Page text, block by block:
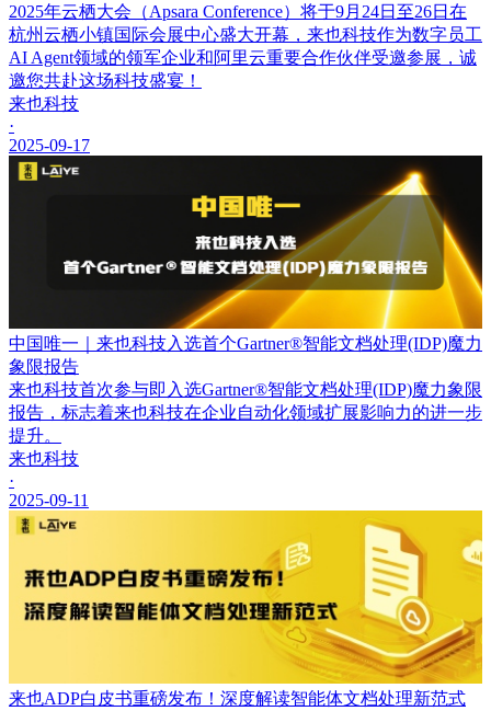
2025年云栖大会（Apsara Conference）将于9月24日至26日在
杭州云栖小镇国际会展中心盛大开幕，来也科技作为数字员工
AI Agent领域的领军企业和阿里云重要合作伙伴受邀参展，诚
邀您共赴这场科技盛宴！
来也科技
·
2025-09-17
中国唯一｜来也科技入选首个Gartner®智能文档处理(IDP)魔力
象限报告
来也科技首次参与即入选Gartner®智能文档处理(IDP)魔力象限
报告，标志着来也科技在企业自动化领域扩展影响力的进一步
提升。
来也科技
·
2025-09-11
来也ADP白皮书重磅发布！深度解读智能体文档处理新范式